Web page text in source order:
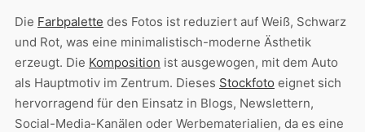
Die Farbpalette des Fotos ist reduziert auf Weiß, Schwarz
und Rot, was eine minimalistisch-moderne Ästhetik
erzeugt. Die Komposition ist ausgewogen, mit dem Auto
als Hauptmotiv im Zentrum. Dieses Stockfoto eignet sich
hervorragend für den Einsatz in Blogs, Newslettern,
Social-Media-Kanälen oder Werbematerialien, da es eine